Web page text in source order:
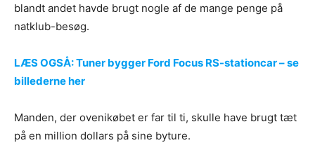
blandt andet havde brugt nogle af de mange penge på
natklub-besøg.
LÆS OGSÅ: Tuner bygger Ford Focus RS-stationcar – se
billederne her
Manden, der ovenikøbet er far til ti, skulle have brugt tæt
på en million dollars på sine byture.